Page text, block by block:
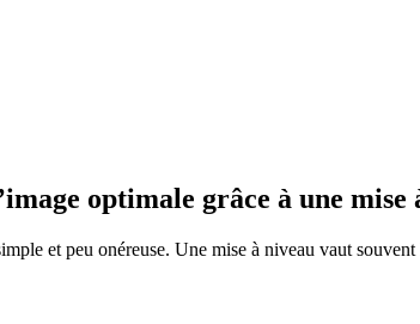
optimale grâce à une mise
et peu onéreuse. Une mise à niveau vaut souvent